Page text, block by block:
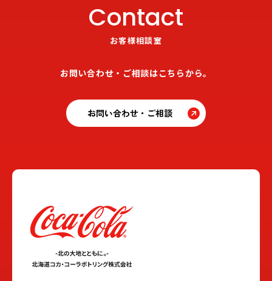
Contact
お客様相談室
お問い合わせ・ご相談はこちらから。
お問い合わせ・ご相談